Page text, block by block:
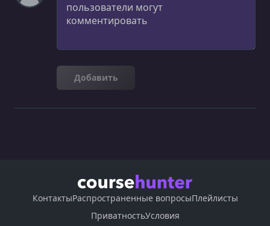
Добавить
КонтактыРаспространенные вопросыПлейлисты
ПриватностьУсловия